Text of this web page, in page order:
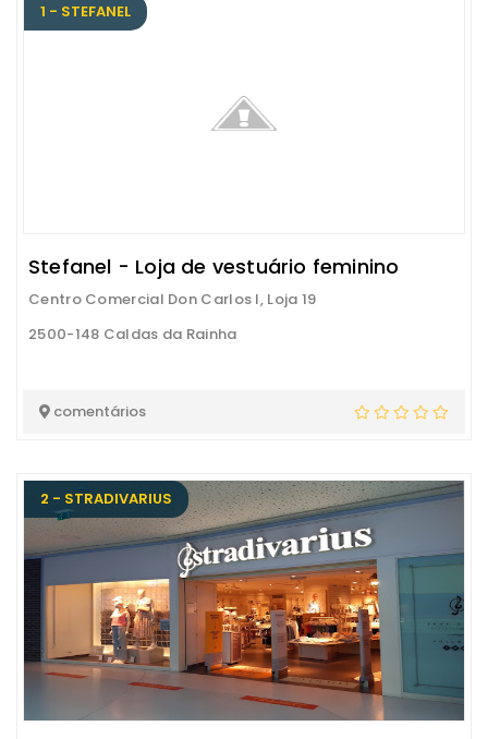
1 - STEFANEL
Stefanel - Loja de vestuário feminino
Centro Comercial Don Carlos I, Loja 19
2500-148 Caldas da Rainha
comentários
2 - STRADIVARIUS